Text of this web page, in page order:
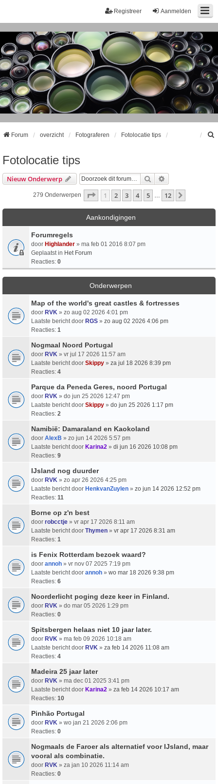
Aanmelden
Registreer
Forum overzicht Fotograferen Fotolocatie tips
Fotolocatie tips
Nieuw Onderwerp Zoek
279 Onderwerpen Pagina Van12
1 2 3 4 5 12
Aankondigingen
Forumregels
door Highlander » ma feb 01 2016 8:07 pm
Geplaatst in Het Forum
Reacties: 0
Onderwerpen
Map of the world's great castles & fortresses
door RVK » zo aug 02 2026 4:01 pm
Laatste bericht door RGS » zo aug 02 2026 4:06 pm
Reacties: 1
Nogmaal Noord Portugal
door RVK » vr jul 17 2026 11:57 am
Laatste bericht door Skippy » za jul 18 2026 8:39 pm
Reacties: 4
Parque da Peneda Geres, noord Portugal
door RVK » do jun 25 2026 12:47 pm
Laatste bericht door Skippy » do jun 25 2026 1:17 pm
Reacties: 2
Namibië: Damaraland en Kaokoland
door AlexB » zo jun 14 2026 5:57 pm
Laatste bericht door Karina2 » di jun 16 2026 10:08 pm
Reacties: 9
IJsland nog duurder
door RVK » zo apr 26 2026 4:25 pm
Laatste bericht door HenkvanZuylen » zo jun 14 2026 12:52 pm
Reacties: 11
Borne op z'n best
door robcctje » vr apr 17 2026 8:11 am
Laatste bericht door Thymen » vr apr 17 2026 8:31 am
Reacties: 1
is Fenix Rotterdam bezoek waard?
door annoh » vr nov 07 2025 7:19 pm
Laatste bericht door annoh » wo mar 18 2026 9:38 pm
Reacties: 6
Noorderlicht poging deze keer in Finland.
door RVK » do mar 05 2026 1:29 pm
Reacties: 0
Spitsbergen helaas niet 10 jaar later.
door RVK » ma feb 09 2026 10:18 am
Laatste bericht door RVK » za feb 14 2026 11:08 am
Reacties: 4
Madeira 25 jaar later
door RVK » ma dec 01 2025 3:41 pm
Laatste bericht door Karina2 » za feb 14 2026 10:17 am
Reacties: 10
Pinhão Portugal
door RVK » wo jan 21 2026 2:06 pm
Reacties: 0
Nogmaals de Faroer als alternatief voor IJsland, maar
vooral als combinatie.
door RVK » za jan 10 2026 11:14 am
Reacties: 0